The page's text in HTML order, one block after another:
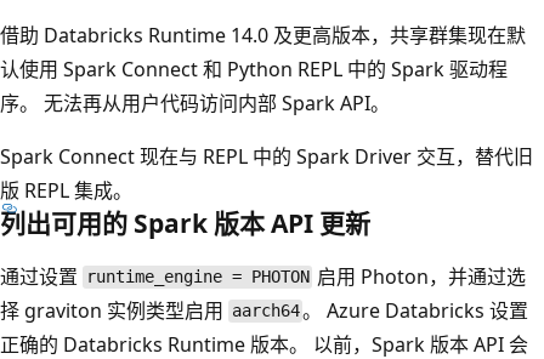
借助 Databricks Runtime 14.0 及更高版本，共享群集现在默
认使用 Spark Connect 和 Python REPL 中的 Spark 驱动程
序。 无法再从用户代码访问内部 Spark API。
Spark Connect 现在与 REPL 中的 Spark Driver 交互，替代旧
版 REPL 集成。
列出可用的 Spark 版本 API 更新
通过设置 runtime_engine = PHOTON 启用 Photon，并通过选
择 graviton 实例类型启用 aarch64。 Azure Databricks 设置
正确的 Databricks Runtime 版本。 以前，Spark 版本 API 会